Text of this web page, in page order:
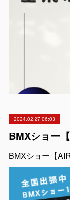
2024.02.27 06:03
BMXショー【